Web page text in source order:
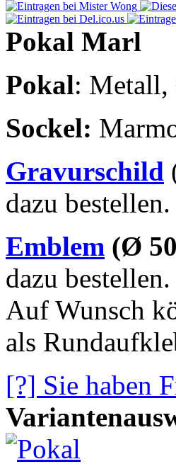
Pokal Marl
Pokal: Metall,
Sockel:
Gravurschild
dazu bestellen.
Emblem (Ø
dazu bestellen.
Auf Wunsch
als
[?] Sie haben